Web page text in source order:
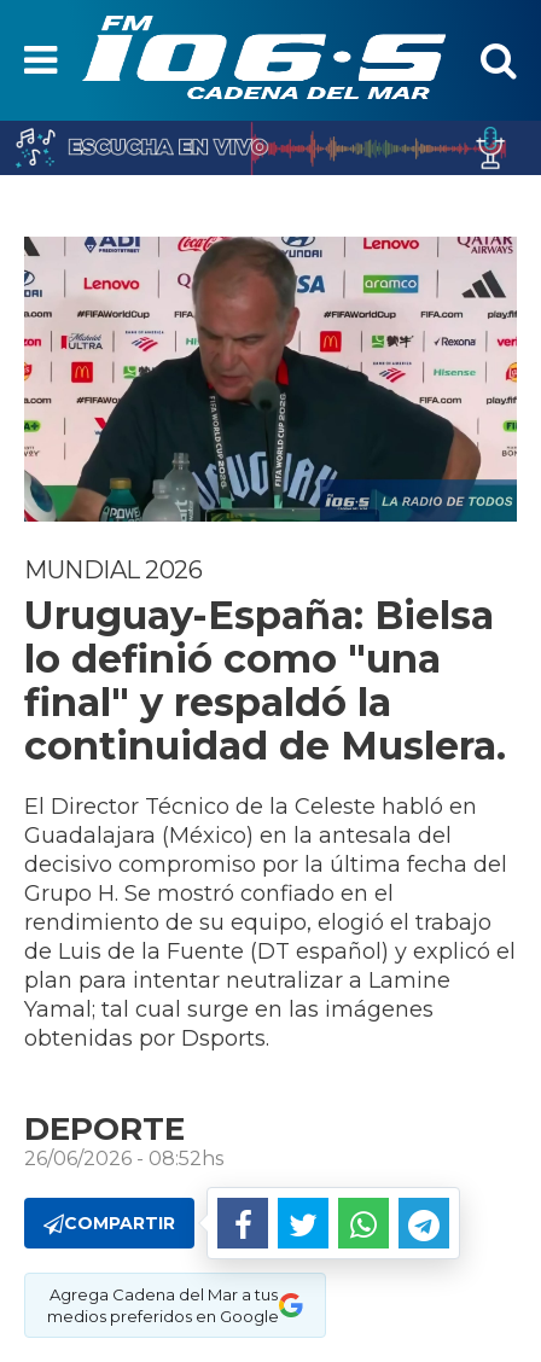
MUNDIAL 2026
Uruguay-España: Bielsa
lo definió como "una
final" y respaldó la
continuidad de Muslera.
El Director Técnico de la Celeste habló en
Guadalajara (México) en la antesala del
decisivo compromiso por la última fecha del
Grupo H. Se mostró confiado en el
rendimiento de su equipo, elogió el trabajo
de Luis de la Fuente (DT español) y explicó el
plan para intentar neutralizar a Lamine
Yamal; tal cual surge en las imágenes
obtenidas por Dsports.
DEPORTE
26/06/2026 - 08:52hs
COMPARTIR
Agrega Cadena del Mar a tus
medios preferidos en Google